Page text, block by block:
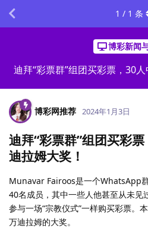
博彩新闻
迪拜“彩票群”组团买彩票，30
1 / 1 条
博彩网推荐 2024年1月3日
迪拜“彩票群”组团买彩
迪拉姆大奖！
Munavar Fairoos是一个WhatsApp
40名成员，其中一些人他甚至从未见
参与一场“宗教仪式”一样购买彩票。
万迪拉姆的大奖。